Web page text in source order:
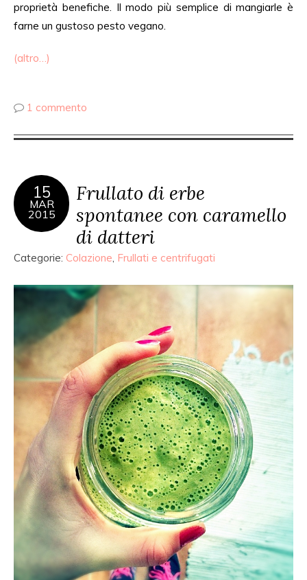
proprietà benefiche. Il modo più semplice di mangiarle è
farne un gustoso pesto vegano.
(altro…)
1 commento
15
MAR
2015
Frullato di erbe
spontanee con caramello
di datteri
Categorie: Colazione, Frullati e centrifugati